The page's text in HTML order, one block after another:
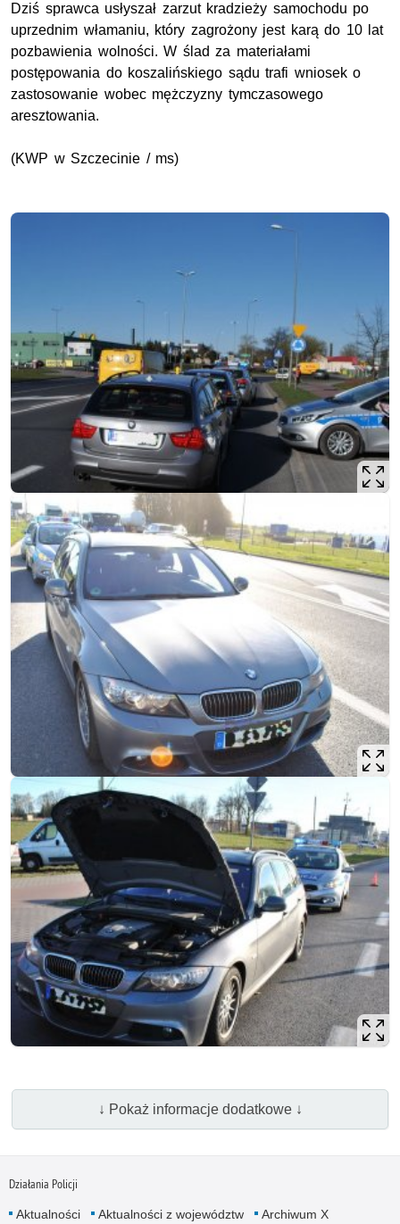
Dziś sprawca usłyszał zarzut kradzieży samochodu po
uprzednim włamaniu, który zagrożony jest karą do 10 lat
pozbawienia wolności. W ślad za materiałami
postępowania do koszalińskiego sądu trafi wniosek o
zastosowanie wobec mężczyzny tymczasowego
aresztowania.
(KWP w Szczecinie / ms)
↓ Pokaż informacje dodatkowe ↓
Działania Policji
Aktualności Aktualności z województw
Archiwum X